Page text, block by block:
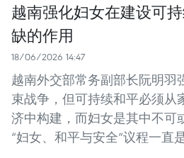
越南强化妇女在建设可
缺的作用
18/06/2026 14:47
越南外交部常务副部长阮明羽
束战争，但可持续和平必须从
济中构建，而妇女是其中不可
“妇女、和平与安全”议程一直